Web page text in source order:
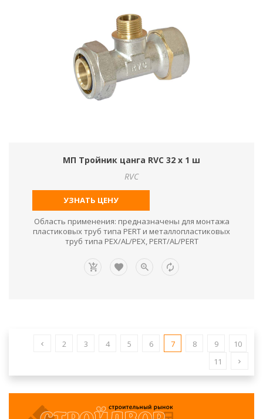
МП Тройник цанга RVC 32 х 1 ш
RVC
УЗНАТЬ ЦЕНУ
Область применения: предназначены для монтажа
пластиковых труб типа PERT и металлопластиковых
труб типа PEX/AL/PEX, PERT/AL/PERT
2 3 4 5 6 7 8 9
10
11